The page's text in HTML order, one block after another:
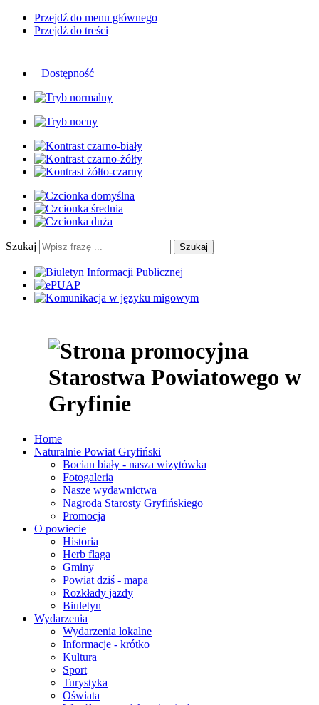
Przejdź do menu głównego
Przejdź do treści
Dostępność
Szukaj Szukaj
Home
Naturalnie Powiat Gryfiński
Bocian biały - nasza wizytówka
Fotogaleria
Nasze wydawnictwa
Nagroda Starosty Gryfińskiego
Promocja
O powiecie
Historia
Herb flaga
Gminy
Powiat dziś - mapa
Rozkłady jazdy
Biuletyn
Wydarzenia
Wydarzenia lokalne
Informacje - krótko
Kultura
Sport
Turystyka
Oświata